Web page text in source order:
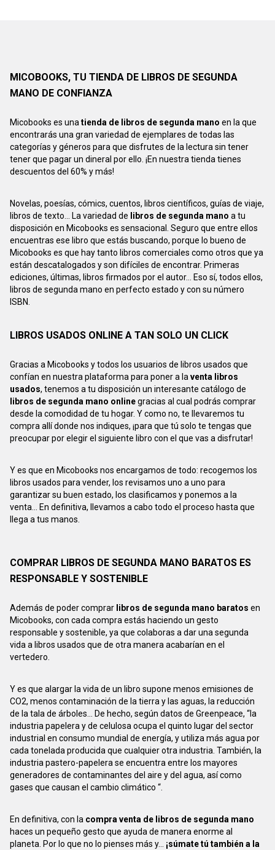
MICOBOOKS, TU TIENDA DE LIBROS DE SEGUNDA
MANO DE CONFIANZA
Micobooks es unatienda de libros de segunda mano en la que
encontrarás una gran variedad de ejemplares de todas las
categorías y géneros para que disfrutes de la lectura sin tener
tener que pagar un dineral por ello. ¡En nuestra tienda tienes
descuentos del 60% y más!
Novelas, poesías, cómics, cuentos, libros científicos, guías de viaje,
libros de texto... La variedad de libros de segunda mano a tu
disposición en Micobooks es sensacional. Seguro que entre ellos
encuentras ese libro que estás buscando, porque lo bueno de
Micobooks es que hay tanto libros comerciales como otros que ya
están descatalogados y son difíciles de encontrar. Primeras
ediciones, últimas, libros firmados por el autor... Eso sí, todos ellos,
libros de segunda mano en perfecto estado y con su número
ISBN.
LIBROS USADOS ONLINE A TAN SOLO UN CLICK
Gracias a Micobooks y todos los usuarios de libros usados que
confían en nuestra plataforma para poner a laventa libros
usados, tenemos a tu disposición un interesante catálogo de
libros de segunda mano onlinegracias al cual podrás comprar
desde la comodidad de tu hogar. Y como no, te llevaremos tu
compra allí donde nos indiques, ¡para que tú solo te tengas que
preocupar por elegir el siguiente libro con el que vas a disfrutar!
Y es que en Micobooks nos encargamos de todo: recogemos los
libros usados para vender, los revisamos uno a uno para
garantizar su buen estado, los clasificamos y ponemos a la
venta... En definitiva, llevamos a cabo todo el proceso hasta que
llega a tus manos.
COMPRAR LIBROS DE SEGUNDA MANO BARATOS ES
RESPONSABLE Y SOSTENIBLE
Además de poder comprar libros de segunda mano baratos en
Micobooks, con cada compra estás haciendo un gesto
responsable y sostenible, ya que colaboras a dar una segunda
vida a libros usados que de otra manera acabarían en el
vertedero.
Y es que alargar la vida de un libro supone menos emisiones de
CO2, menos contaminación de la tierra y las aguas, la reducción
de la tala de árboles... De hecho, según datos de Greenpeace, “la
industria papelera y de celulosa ocupa el quinto lugar del sector
industrial en consumo mundial de energía, y utiliza más agua por
cada tonelada producida que cualquier otra industria. También, la
industria pastero-papelera se encuentra entre los mayores
generadores de contaminantes del aire y del agua, así como
gases que causan el cambio climático “.
En definitiva, con la compra venta de libros de segunda mano
haces un pequeño gesto que ayuda de manera enorme al
planeta. Por lo que no lo pienses más y... ¡súmate tú también a la